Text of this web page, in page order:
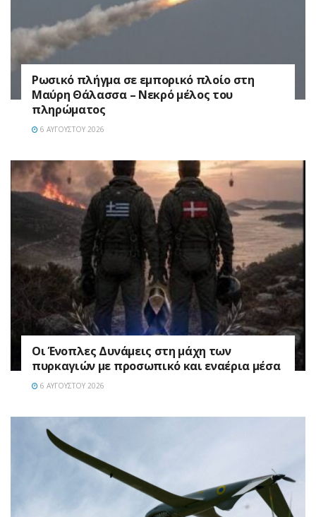
Ρωσικό πλήγμα σε εμπορικό πλοίο στη
Μαύρη Θάλασσα – Νεκρό μέλος του
πληρώματος
6 ΑΥΓΟΎΣΤΟΥ 2026
Οι Ένοπλες Δυνάμεις στη μάχη των
πυρκαγιών με προσωπικό και εναέρια μέσα
6 ΑΥΓΟΎΣΤΟΥ 2026